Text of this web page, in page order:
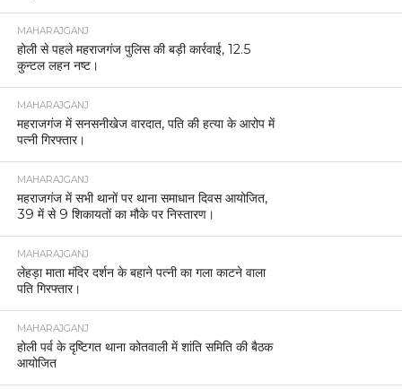
MAHARAJGANJ
होली से पहले महराजगंज पुलिस की बड़ी कार्रवाई, 12.5
कुन्टल लहन नष्ट।
MAHARAJGANJ
महराजगंज में सनसनीखेज वारदात, पति की हत्या के आरोप में
पत्नी गिरफ्तार।
MAHARAJGANJ
महराजगंज में सभी थानों पर थाना समाधान दिवस आयोजित,
39 में से 9 शिकायतों का मौके पर निस्तारण।
MAHARAJGANJ
लेहड़ा माता मंदिर दर्शन के बहाने पत्नी का गला काटने वाला
पति गिरफ्तार।
MAHARAJGANJ
होली पर्व के दृष्टिगत थाना कोतवाली में शांति समिति की बैठक
आयोजित